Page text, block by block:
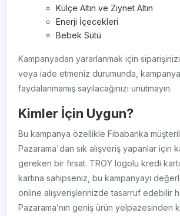
Külçe Altın ve Ziynet Altın
Enerji İçecekleri
Bebek Sütü
Kampanyadan yararlanmak için
veya iade etmeniz durumunda,
faydalanmamış sayılacağınızı unutmayın.
Kimler İçin Uygun?
Bu kampanya özellikle Fibabanka
Pazarama'dan sık alışveriş yapanlar için
gereken bir fırsat. TROY logolu kredi
kartına sahipseniz, bu kampanyayı
online alışverişlerinizde tasarruf edebilir
Pazarama’nın geniş ürün yelpazesinden